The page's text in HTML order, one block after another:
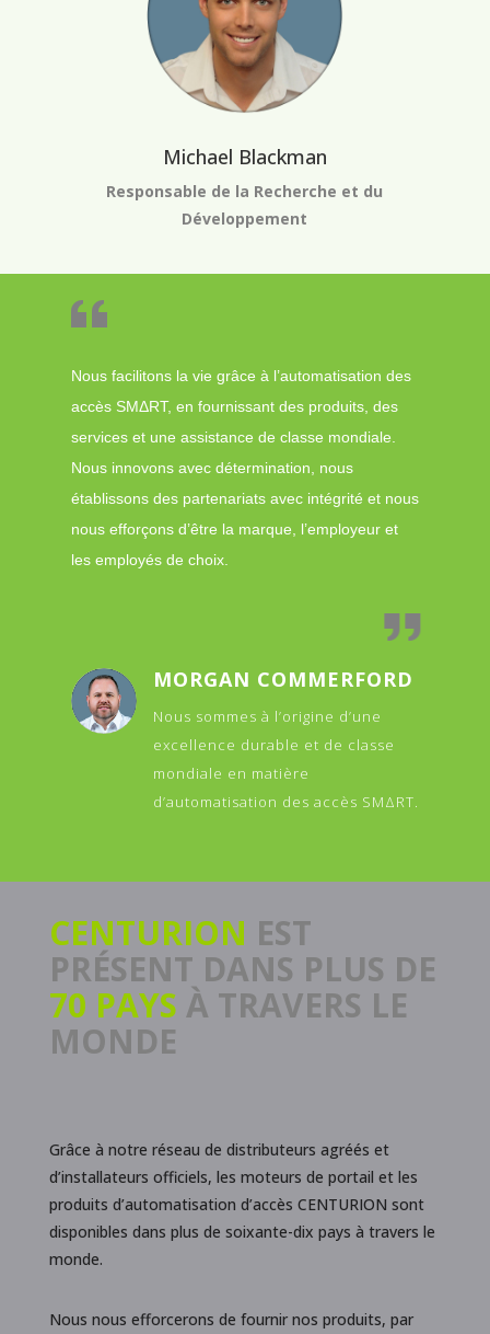
Michael Blackman
Responsable de la Recherche et du
Développement
Nous facilitons la vie grâce à l’automatisation des
accès SMΔRT, en fournissant des produits, des
services et une assistance de classe mondiale.
Nous innovons avec détermination, nous
établissons des partenariats avec intégrité et nous
nous efforçons d’être la marque, l’employeur et
les employés de choix.
MORGAN COMMERFORD
Nous sommes à l’origine d’une
excellence durable et de classe
mondiale en matière
d’automatisation des accès SMΔRT.
CENTURION EST
PRÉSENT DANS PLUS DE
70 PAYS À TRAVERS LE
MONDE
Grâce à notre réseau de distributeurs agréés et
d’installateurs officiels, les moteurs de portail et les
produits d’automatisation d’accès CENTURION sont
disponibles dans plus de soixante-dix pays à travers le
monde.
Nous nous efforcerons de fournir nos produits, par